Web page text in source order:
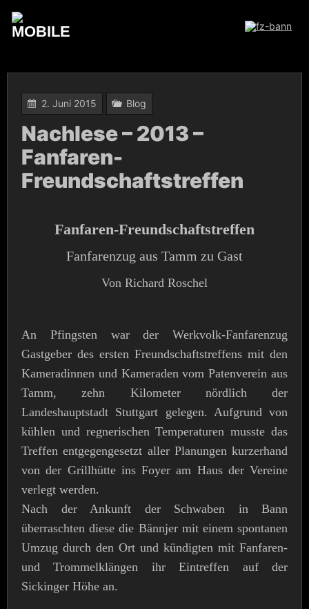
content
2. Juni 2015 Blog
Nachlese – 2013 –
Fanfaren-
Freundschaftstreffen
Fanfaren-Freundschaftstreffen
Fanfarenzug aus Tamm zu Gast
Von Richard Roschel
An Pfingsten war der Werkvolk-Fanfarenzug
Gastgeber des ersten Freundschaftstreffens mit den
Kameradinnen und Kameraden vom Patenverein aus
Tamm, zehn Kilometer nördlich der
Landeshauptstadt Stuttgart gelegen. Aufgrund von
kühlen und regnerischen Temperaturen musste das
Treffen entgegengesetzt aller Planungen kurzerhand
von der Grillhütte ins Foyer am Haus der Vereine
verlegt werden.
Nach der Ankunft der Schwaben in Bann
überraschten diese die Bännjer mit einem spontanen
Umzug durch den Ort und kündigten mit Fanfaren-
und Trommelklängen ihr Eintreffen auf der
Sickinger Höhe an.